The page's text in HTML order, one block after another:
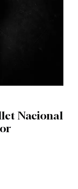
Nacional